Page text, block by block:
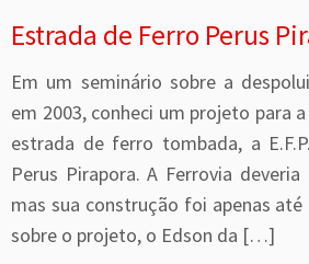
Estrada de Ferro Perus
Em um seminário sobre a
em 2003, conheci um projeto para
estrada de ferro tombada, a
Perus Pirapora. A Ferrovia
mas sua construção foi apenas até
sobre o projeto, o Edson da […]